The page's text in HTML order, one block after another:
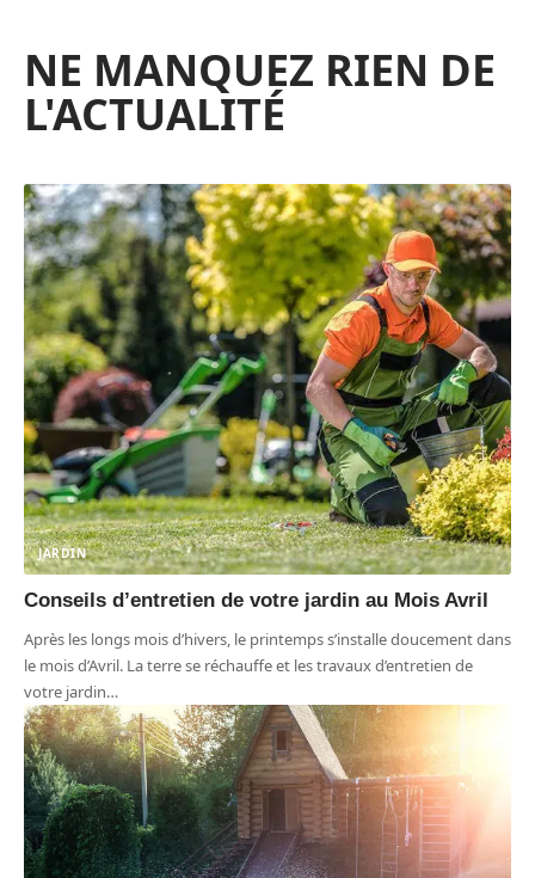
NE MANQUEZ RIEN DE
L'ACTUALITÉ
JARDIN
Conseils d’entretien de votre jardin au Mois Avril
Après les longs mois d’hivers, le printemps s’installe doucement dans
le mois d’Avril. La terre se réchauffe et les travaux d’entretien de
votre jardin…